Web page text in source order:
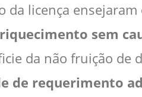
da licença ensejaram
sem
da não fruição
de requerimento